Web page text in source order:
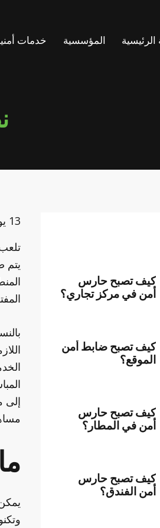
المؤسسية خدمات
13 يوليو 2022
يتم
إلى
كيف تصبح حارس
أمن في مركز تجاري؟
كيف تصبح ضابط أمن
الموقع؟
كيف تصبح حارس
أمن في المطار؟
كيف تصبح حارس
أمن الفندق؟